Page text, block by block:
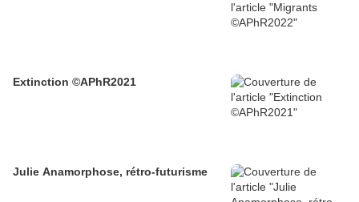
Extinction ©APhR2021
Julie Anamorphose, rétro-futurisme